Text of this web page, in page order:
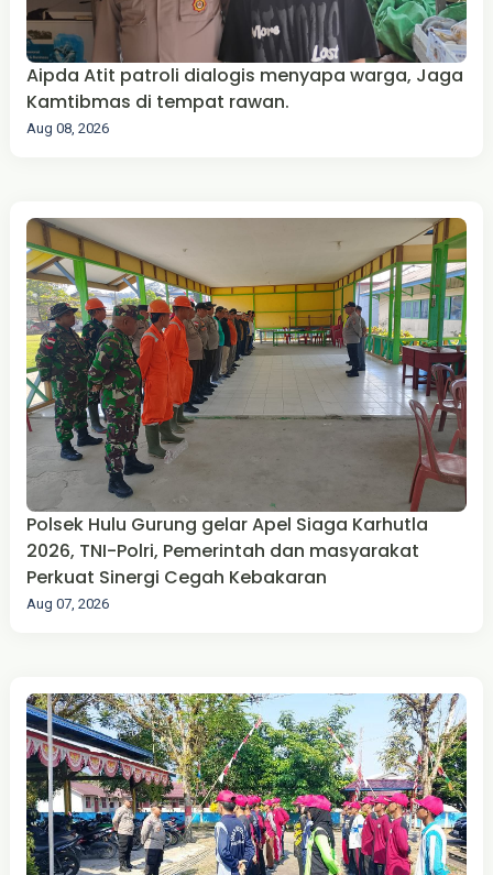
Aipda Atit patroli dialogis menyapa warga, Jaga
Kamtibmas di tempat rawan.
Aug 08, 2026
Polsek Hulu Gurung gelar Apel Siaga Karhutla
2026, TNI-Polri, Pemerintah dan masyarakat
Perkuat Sinergi Cegah Kebakaran
Aug 07, 2026